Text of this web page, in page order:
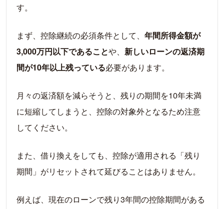
す。
まず、控除継続の必須条件として、 年間所得金額が
3,000万円以下であることや、 新しいローンの返済期
間が10年以上残っている必要があります。
月々の返済額を減らそうと、残りの期間を10年未満
に短縮してしまうと、控除の対象外となるため注意
してください。
また、借り換えをしても、控除が適用される「残り
期間」がリセットされて延びることはありません。
例えば、現在のローンで残り3年間の控除期間がある